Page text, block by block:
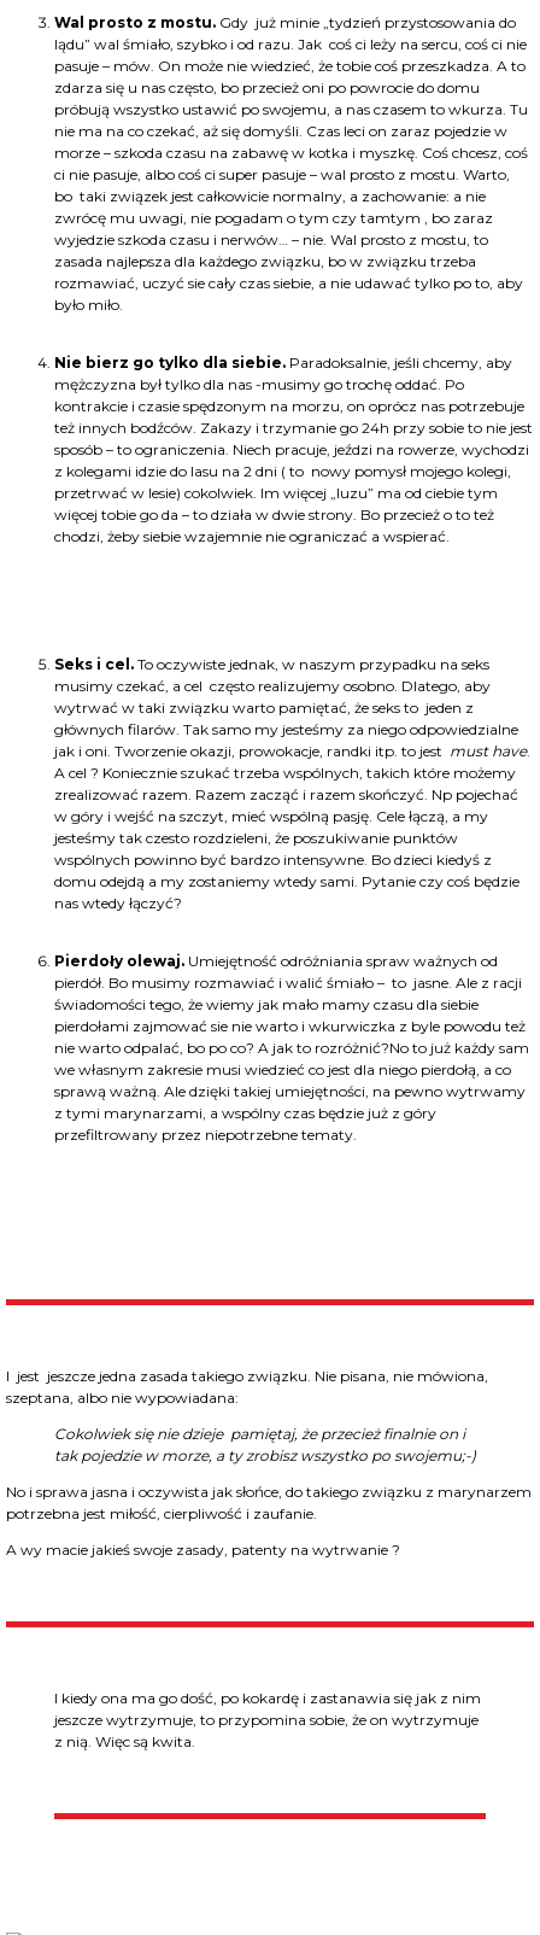
Wal prosto z mostu. Gdy już minie „tydzień przystosowania do
lądu” wal śmiało, szybko i od razu. Jak coś ci leży na sercu, coś ci nie
pasuje – mów. On może nie wiedzieć, że tobie coś przeszkadza. A to
zdarza się u nas często, bo przecież oni po powrocie do domu
próbują wszystko ustawić po swojemu, a nas czasem to wkurza. Tu
nie ma na co czekać, aż się domyśli. Czas leci on zaraz pojedzie w
morze – szkoda czasu na zabawę w kotka i myszkę. Coś chcesz, coś
ci nie pasuje, albo coś ci super pasuje – wal prosto z mostu. Warto,
bo taki związek jest całkowicie normalny, a zachowanie: a nie
zwrócę mu uwagi, nie pogadam o tym czy tamtym , bo zaraz
wyjedzie szkoda czasu i nerwów… – nie. Wal prosto z mostu, to
zasada najlepsza dla każdego związku, bo w związku trzeba
rozmawiać, uczyć sie cały czas siebie, a nie udawać tylko po to, aby
było miło.
Nie bierz go tylko dla siebie. Paradoksalnie, jeśli chcemy, aby
mężczyzna był tylko dla nas -musimy go trochę oddać. Po
kontrakcie i czasie spędzonym na morzu, on oprócz nas potrzebuje
też innych bodźców. Zakazy i trzymanie go 24h przy sobie to nie jest
sposób – to ograniczenia. Niech pracuje, jeździ na rowerze, wychodzi
z kolegami idzie do lasu na 2 dni ( to nowy pomysł mojego kolegi,
przetrwać w lesie) cokolwiek. Im więcej „luzu” ma od ciebie tym
więcej tobie go da – to działa w dwie strony. Bo przecież o to też
chodzi, żeby siebie wzajemnie nie ograniczać a wspierać.
Seks i cel. To oczywiste jednak, w naszym przypadku na seks
musimy czekać, a cel często realizujemy osobno. Dlatego, aby
wytrwać w taki związku warto pamiętać, że seks to jeden z
głównych filarów. Tak samo my jesteśmy za niego odpowiedzialne
jak i oni. Tworzenie okazji, prowokacje, randki itp. to jest must have.
A cel ? Koniecznie szukać trzeba wspólnych, takich które możemy
zrealizować razem. Razem zacząć i razem skończyć. Np pojechać
w góry i wejść na szczyt, mieć wspólną pasję. Cele łączą, a my
jesteśmy tak czesto rozdzieleni, że poszukiwanie punktów
wspólnych powinno być bardzo intensywne. Bo dzieci kiedyś z
domu odejdą a my zostaniemy wtedy sami. Pytanie czy coś będzie
nas wtedy łączyć?
Pierdoły olewaj. Umiejętność odróżniania spraw ważnych od
pierdół. Bo musimy rozmawiać i walić śmiało – to jasne. Ale z racji
świadomości tego, że wiemy jak mało mamy czasu dla siebie
pierdołami zajmować sie nie warto i wkurwiczka z byle powodu też
nie warto odpalać, bo po co? A jak to rozróżnić?No to już każdy sam
we własnym zakresie musi wiedzieć co jest dla niego pierdołą, a co
sprawą ważną. Ale dzięki takiej umiejętności, na pewno wytrwamy
z tymi marynarzami, a wspólny czas będzie już z góry
przefiltrowany przez niepotrzebne tematy.
I jest jeszcze jedna zasada takiego związku. Nie pisana, nie mówiona,
szeptana, albo nie wypowiadana:
Cokolwiek się nie dzieje pamiętaj, że przecież finalnie on i
tak pojedzie w morze, a ty zrobisz wszystko po swojemu;-)
No i sprawa jasna i oczywista jak słońce, do takiego związku z marynarzem
potrzebna jest miłość, cierpliwość i zaufanie.
A wy macie jakieś swoje zasady, patenty na wytrwanie ?
I kiedy ona ma go dość, po kokardę i zastanawia się jak z nim
jeszcze wytrzymuje, to przypomina sobie, że on wytrzymuje
z nią. Więc są kwita.